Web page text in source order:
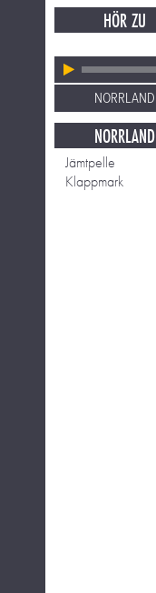
HÖR ZU
NORRLAND
NORRLAND
Jämtpelle
Klappmark